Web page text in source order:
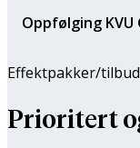
Oppfølging KVU
Effektpakker/
Prioritert